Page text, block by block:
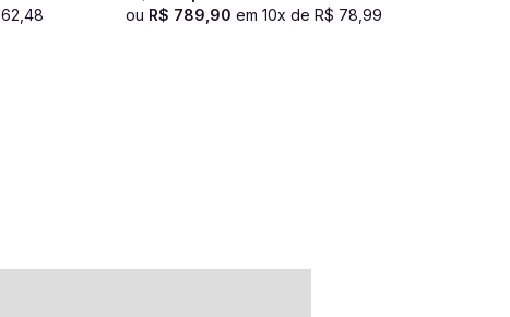
62,48
ou R$ 789,90 em 10x de R$ 78,99